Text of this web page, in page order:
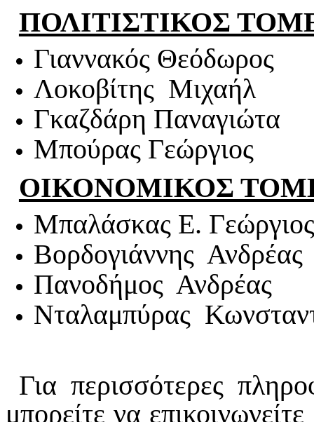
ΠΟΛΙΤΙΣΤΙΚΟΣ
Γιαννακός Θεόδωρος
Λοκοβίτης Μιχαήλ
Γκαζδάρη Παναγιώτα
Μπούρας Γεώργιος
ΟΙΚΟΝΟΜΙΚΟΣ
Μπαλάσκας Ε. Γεώργιος
Βορδογιάννης Ανδρέας
Πανοδήμος Ανδρέας
Νταλαμπύρας
Για περισσότερες
μπορείτε να